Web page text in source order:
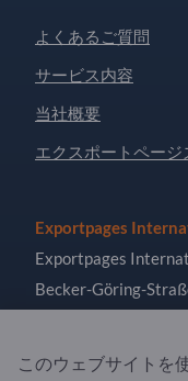
よくあるご質問
サービス内容
当社概要
エクスポートページ
Exportpages
Exportpages
Becker-Göring-
このウェブサイトを